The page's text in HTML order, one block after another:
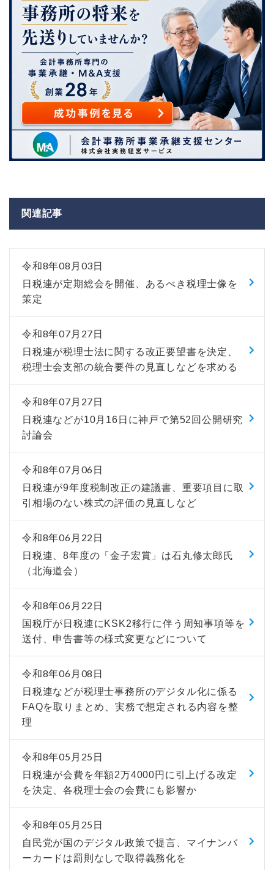
関連記事
令和8年08月03日
日税連が定期総会を開催、あるべき税理士像を
策定
令和8年07月27日
日税連が税理士法に関する改正要望書を決定、
税理士会支部の統合要件の見直しなどを求める
令和8年07月27日
日税連などが10月16日に神戸で第52回公開研究
討論会
令和8年07月06日
日税連が9年度税制改正の建議書、重要項目に取
引相場のない株式の評価の見直しなど
令和8年06月22日
日税連、8年度の「金子宏賞」は石丸修太郎氏
（北海道会）
令和8年06月22日
国税庁が日税連にKSK2移行に伴う周知事項等を
送付、申告書等の様式変更などについて
令和8年06月08日
日税連などが税理士事務所のデジタル化に係る
FAQを取りまとめ、実務で想定される内容を整
理
令和8年05月25日
日税連が会費を年額2万4000円に引上げる改定
を決定、各税理士会の会費にも影響か
令和8年05月25日
自民党が国のデジタル政策で提言、マイナンバ
ーカードは罰則なしで取得義務化を